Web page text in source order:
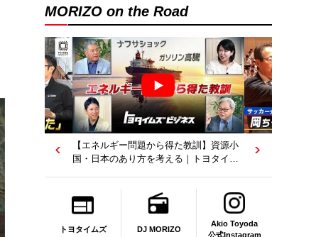
MORIZO on the Road
【エネルギー問題から得た教訓】資源小
国・日本のあり方を考える｜トヨタイム
トヨタイムズ DJ MORIZO
Akio Toyoda
公式Instagram